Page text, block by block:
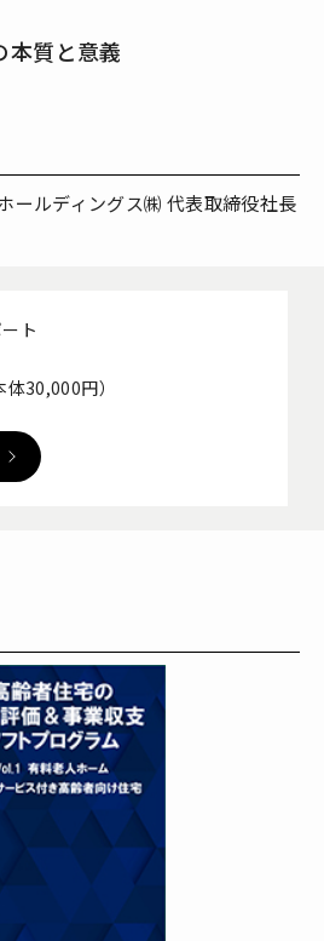
本質と意義
ールディングス㈱ 代表取締役社長
ト
30,000円）